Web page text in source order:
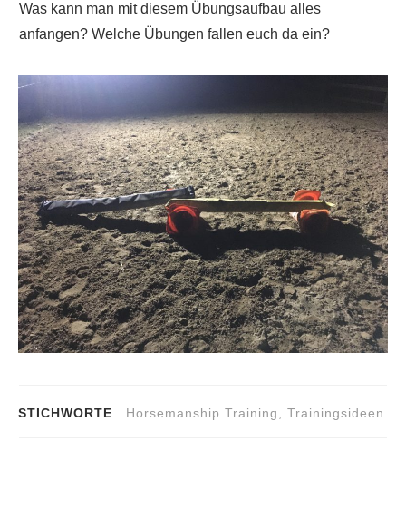
Was kann man mit diesem Übungsaufbau alles
anfangen? Welche Übungen fallen euch da ein?
STICHWORTE Horsemanship Training, Trainingsideen